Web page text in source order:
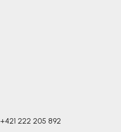
+421 222 205 892